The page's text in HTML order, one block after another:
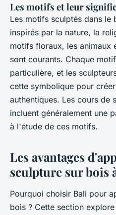
Les motifs et leur
Les motifs sculptés dans le
inspirés par la nature, la
motifs floraux, les animaux
sont courants. Chaque
particulière, et les
cette symbolique pour
authentiques. Les cours de
incluent généralement une
à l'étude de ces motifs.
Les avantages
sculpture sur bois
Pourquoi choisir Bali pour
bois ? Cette section